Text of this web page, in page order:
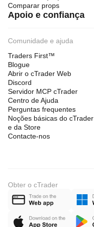
Comparar props
Apoio e confiança
Comunidade e ajuda
Traders First™
Blogue
Abrir o cTrader Web
Discord
Servidor MCP cTrader
Centro de Ajuda
Perguntas frequentes
Noções básicas do cTrader
e da Store
Contacte-nos
Obter o cTrader